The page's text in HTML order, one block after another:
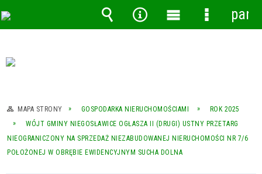
MAPA STRONY GOSPODARKA NIERUCHOMOŚCIAMI
ROK 2025
WÓJT GMINY NIEGOSŁAWICE OGŁASZA II (DRUGI) USTNY PRZETARG
NIEOGRANICZONY NA SPRZEDAŻ NIEZABUDOWANEJ NIERUCHOMOŚCI NR 7/6
POŁOŻONEJ W OBRĘBIE EWIDENCYJNYM SUCHA DOLNA
Wyszukiwarka
Narzędzia
MenuMenu